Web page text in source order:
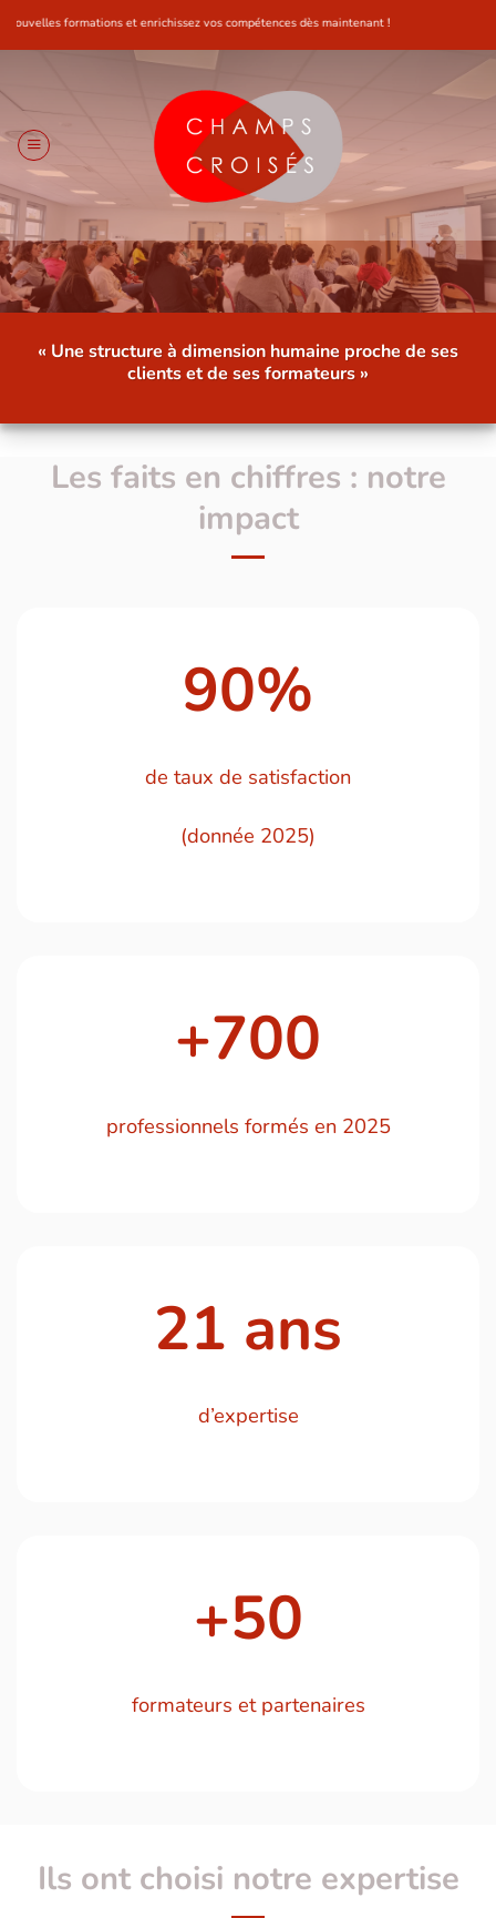
vos compétences dès maintenant !
« Une structure à dimension humaine proche de ses
clients et de ses formateurs »
Les faits en chiffres : notre
impact
90%
de taux de satisfaction
(donnée 2025)
+700
professionnels formés en 2025
21 ans
d’expertise
+50
formateurs et partenaires
Ils ont choisi notre expertise